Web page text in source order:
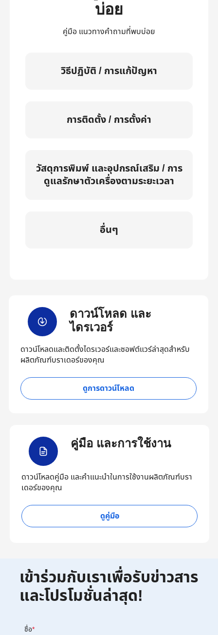
บ่อย
คู่มือ แนวทางคำถามที่พบบ่อย
วิธีปฏิบัติ / การแก้ปัญหา
การติดตั้ง / การตั้งค่า
วัสดุการพิมพ์ และอุปกรณ์เสริม / การ
ดูแลรักษาตัวเครื่องตามระยะเวลา
อื่นๆ
ดาวน์โหลด และ
ไดรเวอร์
ดาวน์โหลดและติดตั้งไดรเวอร์และซอฟต์แวร์ล่าสุดสำหรับ
ผลิตภัณฑ์บราเดอร์ของคุณ
ดูการดาวน์โหลด
คู่มือ และการใช้งาน
ดาวน์โหลดคู่มือ และคำแนะนำในการใช้งานผลิตภัณฑ์บรา
เดอร์ของคุณ
ดูคู่มือ
เข้าร่วมกับเราเพื่อรับข่าวสาร
และโปรโมชั่นล่าสุด!
ชื่อ*